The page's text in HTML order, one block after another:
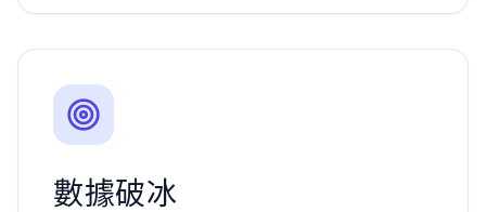
數據破冰